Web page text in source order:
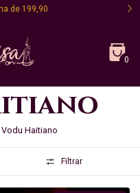
de 199,90
0
Vodu Haitiano
Filtrar